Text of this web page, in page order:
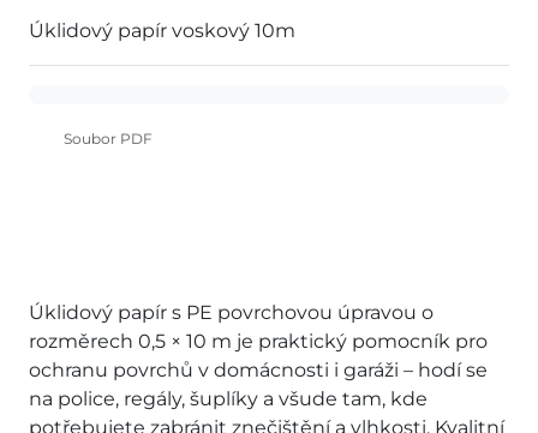
Úklidový papír voskový 10m
Soubor PDF
Úklidový papír s PE povrchovou úpravou o
rozměrech 0,5 × 10 m je praktický pomocník pro
ochranu povrchů v domácnosti i garáži – hodí se
na police, regály, šuplíky a všude tam, kde
potřebujete zabránit znečištění a vlhkosti. Kvalitní